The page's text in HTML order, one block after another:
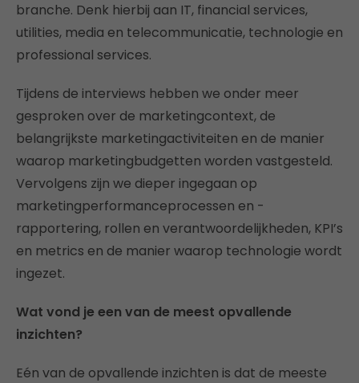
branche. Denk hierbij aan IT, financial services,
utilities, media en telecommunicatie, technologie en
professional services.
Tijdens de interviews hebben we onder meer
gesproken over de marketingcontext, de
belangrijkste marketingactiviteiten en de manier
waarop marketingbudgetten worden vastgesteld.
Vervolgens zijn we dieper ingegaan op
marketingperformanceprocessen en -
rapportering, rollen en verantwoordelijkheden, KPI’s
en metrics en de manier waarop technologie wordt
ingezet.
Wat vond je een van de meest opvallende
inzichten?
Eén van de opvallende inzichten is dat de meeste